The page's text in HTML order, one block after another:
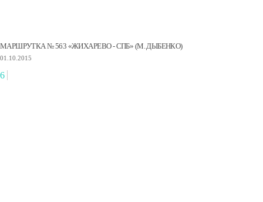
МАРШРУТКА № 563 «ЖИХАРЕВО - СПБ» (М. ДЫБЕНКО)
01.10.2015
6